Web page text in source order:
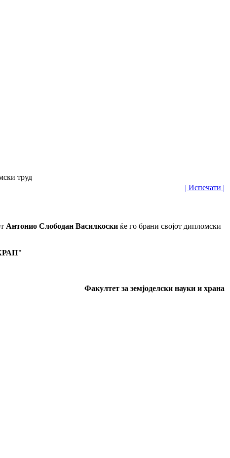
труд
| Испечати |
Антонио Слободан Василкоски ќе го брани својот дипломски
"
Факултет за земјоделски науки и храна